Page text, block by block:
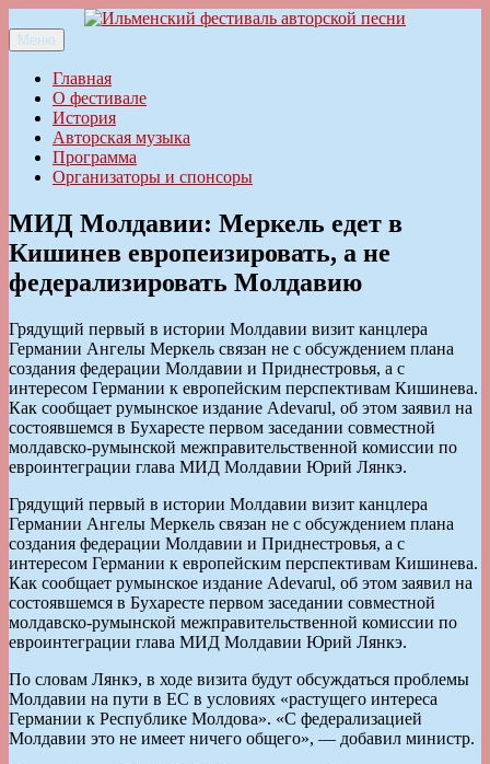
к
содержимому
Ильменский фестиваль авторской песни
Меню
Главная
О фестивале
История
Авторская музыка
Программа
Организаторы и спонсоры
МИД Молдавии: Меркель едет в
Кишинев европеизировать, а не
федерализировать Молдавию
Грядущий первый в истории Молдавии визит канцлера
Германии Ангелы Меркель связан не с обсуждением плана
создания федерации Молдавии и Приднестровья, а с
интересом Германии к европейским перспективам Кишинева.
Как сообщает румынское издание Adevarul, об этом заявил на
состоявшемся в Бухаресте первом заседании совместной
молдавско-румынской межправительственной комиссии по
евроинтеграции глава МИД Молдавии Юрий Лянкэ.
Грядущий первый в истории Молдавии визит канцлера
Германии Ангелы Меркель связан не с обсуждением плана
создания федерации Молдавии и Приднестровья, а с
интересом Германии к европейским перспективам Кишинева.
Как сообщает румынское издание Adevarul, об этом заявил на
состоявшемся в Бухаресте первом заседании совместной
молдавско-румынской межправительственной комиссии по
евроинтеграции глава МИД Молдавии Юрий Лянкэ.
По словам Лянкэ, в ходе визита будут обсуждаться проблемы
Молдавии на пути в ЕС в условиях «растущего интереса
Германии к Республике Молдова». «С федерализацией
Молдавии это не имеет ничего общего», — добавил министр.